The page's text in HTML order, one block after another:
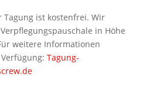
Tagung ist kostenfrei. Wir
in Höhe
weitere Informationen
Tagung-